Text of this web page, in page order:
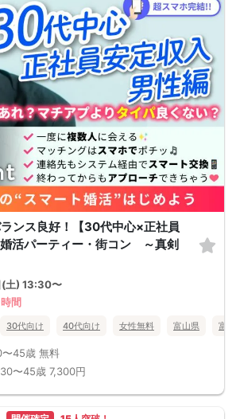
ンス良好！【30代中心×正社員
活パーティー・街コン ～真剣
土) 13:30〜
間
30代向け 40代向け 女性無料 富山県 富
〜45歳 無料
30〜45歳 7,300円